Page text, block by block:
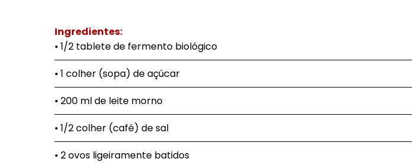
Ingredientes:
• 1/2 tablete de fermento biológico
• 1 colher (sopa) de açúcar
• 200 ml de leite morno
• 1/2 colher (café) de sal
• 2 ovos ligeiramente batidos